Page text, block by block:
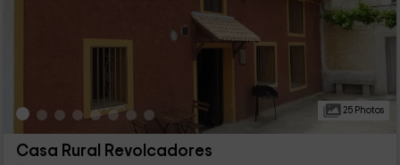
25 Photos
Casa Rural Revolcadores